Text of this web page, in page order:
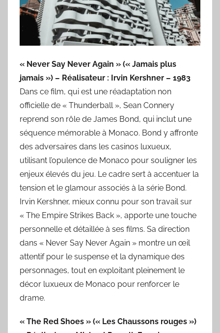
« Never Say Never Again » (« Jamais plus
jamais ») – Réalisateur : Irvin Kershner – 1983
Dans ce film, qui est une réadaptation non
officielle de « Thunderball », Sean Connery
reprend son rôle de James Bond, qui inclut une
séquence mémorable à Monaco. Bond y affronte
des adversaires dans les casinos luxueux,
utilisant l’opulence de Monaco pour souligner les
enjeux élevés du jeu. Le cadre sert à accentuer la
tension et le glamour associés à la série Bond.
Irvin Kershner, mieux connu pour son travail sur
« The Empire Strikes Back », apporte une touche
personnelle et détaillée à ses films. Sa direction
dans « Never Say Never Again » montre un œil
attentif pour le suspense et la dynamique des
personnages, tout en exploitant pleinement le
décor luxueux de Monaco pour renforcer le
drame.
« The Red Shoes » (« Les Chaussons rouges »)